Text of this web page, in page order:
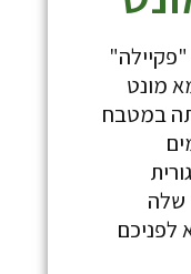
מונט
במטבח
שלה
לפניכם